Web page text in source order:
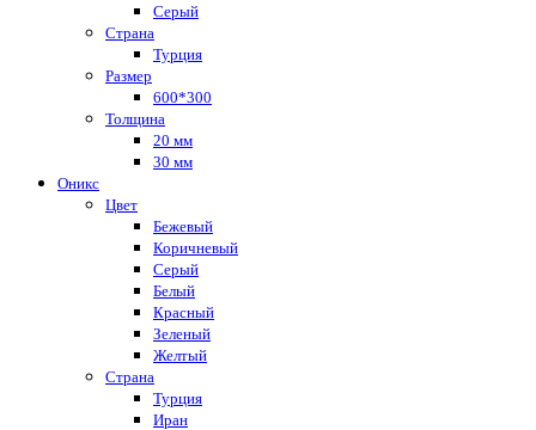
Серый
Страна
Турция
Размер
600*300
Толщина
20 мм
30 мм
Оникс
Цвет
Бежевый
Коричневый
Серый
Белый
Красный
Зеленый
Желтый
Страна
Турция
Иран